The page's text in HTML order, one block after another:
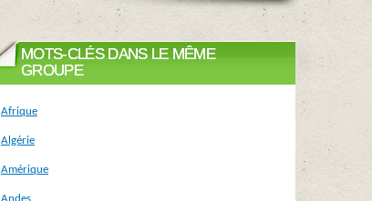
MOTS-CLÉS DANS LE MÊME
GROUPE
Afrique
Algérie
Amérique